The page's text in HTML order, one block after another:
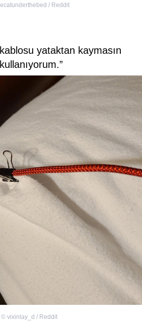
/ Reddit
yataktan kaymasın
© vixinlay_d / Reddit